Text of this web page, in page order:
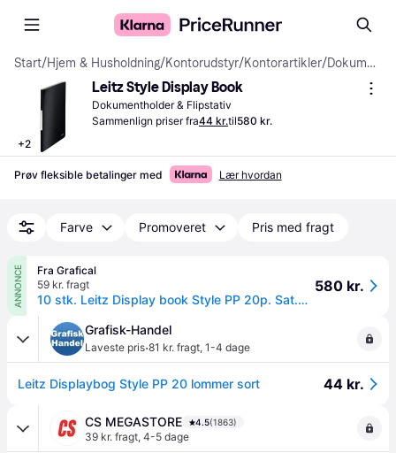
Start/Hjem & Husholdning/Kontorudstyr/Kontorartikler/ Dokumentholder & Flipstativer
+2
Leitz Style Display Book
Dokumentholder & Flipstativ
Sammenlign priser fra44 kr.til580 kr.
Prøv fleksible betalinger med Lær hvordan
Farve Promoveret Pris med fragt
ANNONCE
Fra Grafical
59 kr. fragt
10 stk. Leitz Display book Style PP 20p. Sat.black.
580 kr.
Grafisk-Handel
Laveste pris·81 kr. fragt, 1-4 dage
Leitz Displaybog Style PP 20 lommer sort 44 kr.
CS MEGASTORE 4.5(1863)
39 kr. fragt, 4-5 dage